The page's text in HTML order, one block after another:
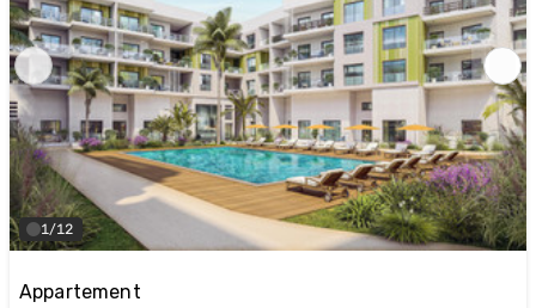
1/12
Appartement